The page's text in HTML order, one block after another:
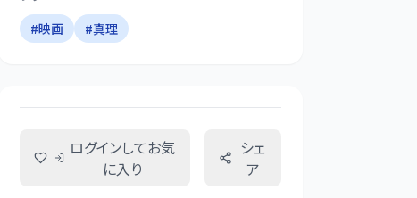
#映画 #真理
ログインしてお気
に入り
シェ
ア